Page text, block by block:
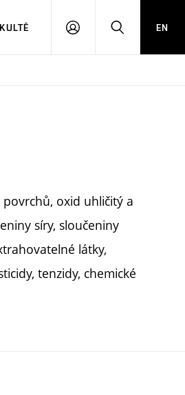
PŘIHLÁSITHLEDAT
EN
povrchů, oxid uhličitý a
síry, sloučeniny
látky,
tenzidy, chemické